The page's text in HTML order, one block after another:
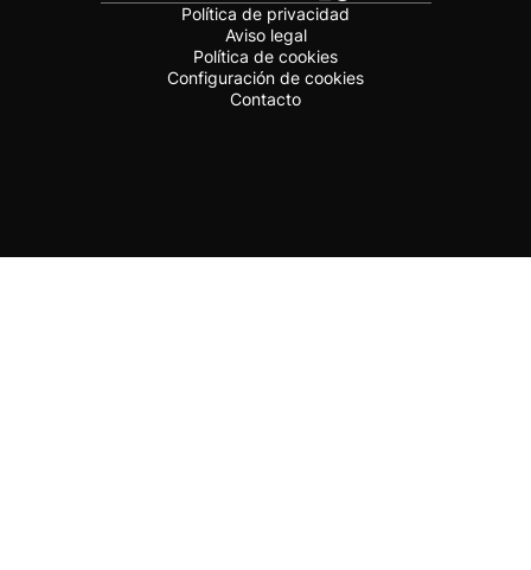
Política de privacidad
Aviso legal
Política de cookies
Configuración de cookies
Contacto